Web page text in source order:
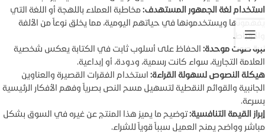
استخدام لغة الجمهور المستهدف:مخاطبة العملاء باللهجة أو اللغة التي
يفهمونها ويستخدمونها في حياتهم اليومية، مما يخلق نوعاً من الألفة
والارتباط.
نبرة صوت موحدة: الحفاظ على أسلوب ثابت في الكتابة يعكس شخصية
العلامة التجارية، سواء كانت رسمية، ودودة، أو إبداعية.
هيكلة النصوص لسهولة القراءة: استخدام الفقرات القصيرة والعناوين
الجانبية والقوائم النقطية لتسهيل مسح النص بصرياً وفهم الأفكار الرئيسية
بسرعة.
إبراز القيمة التنافسية:توضيح ما يميز هذا المنتج عن غيره في السوق بشكل
مباشر وواضح يمنح العميل سبباً قوياً للشراء.